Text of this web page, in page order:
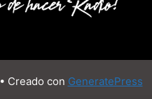
• Creado con GeneratePress